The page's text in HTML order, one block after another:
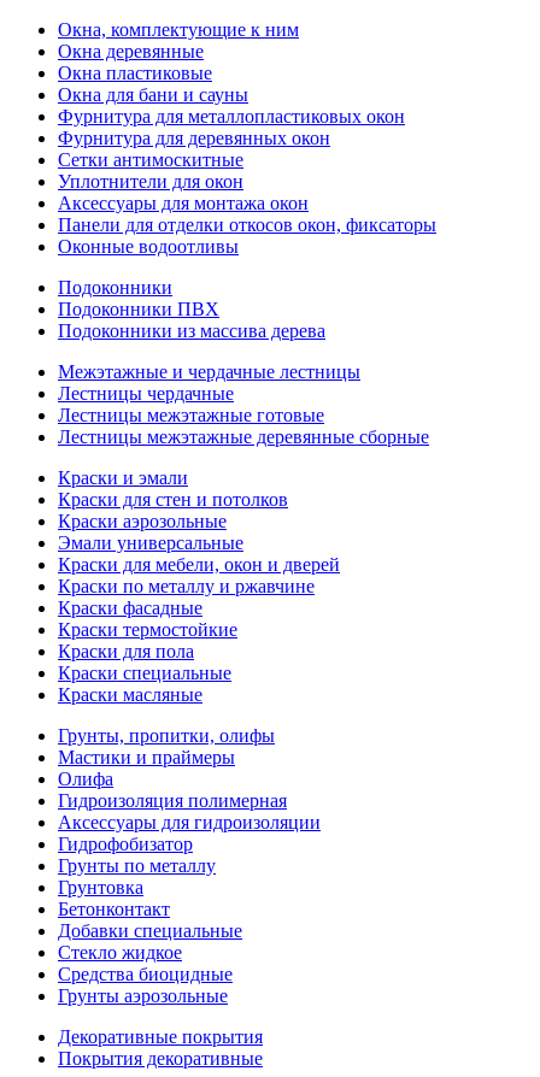
Окна, комплектующие к ним
Окна деревянные
Окна пластиковые
Окна для бани и сауны
Фурнитура для металлопластиковых окон
Фурнитура для деревянных окон
Сетки антимоскитные
Уплотнители для окон
Аксессуары для монтажа окон
Панели для отделки откосов окон, фиксаторы
Оконные водоотливы
Подоконники
Подоконники ПВХ
Подоконники из массива дерева
Межэтажные и чердачные лестницы
Лестницы чердачные
Лестницы межэтажные готовые
Лестницы межэтажные деревянные сборные
Краски и эмали
Краски для стен и потолков
Краски аэрозольные
Эмали универсальные
Краски для мебели, окон и дверей
Краски по металлу и ржавчине
Краски фасадные
Краски термостойкие
Краски для пола
Краски специальные
Краски масляные
Грунты, пропитки, олифы
Мастики и праймеры
Олифа
Гидроизоляция полимерная
Аксессуары для гидроизоляции
Гидрофобизатор
Грунты по металлу
Грунтовка
Бетонконтакт
Добавки специальные
Стекло жидкое
Средства биоцидные
Грунты аэрозольные
Декоративные покрытия
Покрытия декоративные